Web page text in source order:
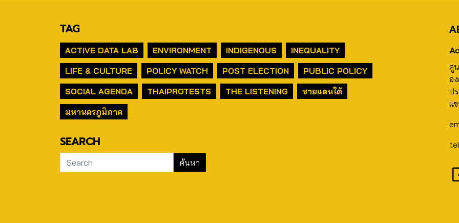
TAG
ACTIVE DATA LAB ENVIRONMENT INDIGENOUS
INEQUALITY
LIFE & CULTURE
POLICY WATCH POST ELECTION
PUBLIC POLICY
SOCIAL AGENDA
THAIPROTESTS THE LISTENING
ชายแดนใต้
มหานครภูมิภาค
SEARCH
ศู
อ
ป
แ